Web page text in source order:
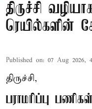
திருச்சி
ரெயில்களின்
Published on: 07 Aug 2026,
திருச்சி,
பராமரிப்பு